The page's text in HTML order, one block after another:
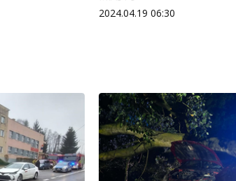
2024.04.19 06:30